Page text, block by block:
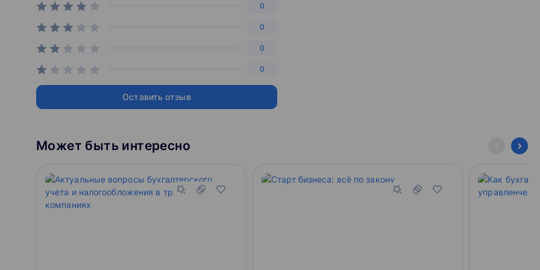
0
0
0
0
Оставить отзыв
Может быть интересно